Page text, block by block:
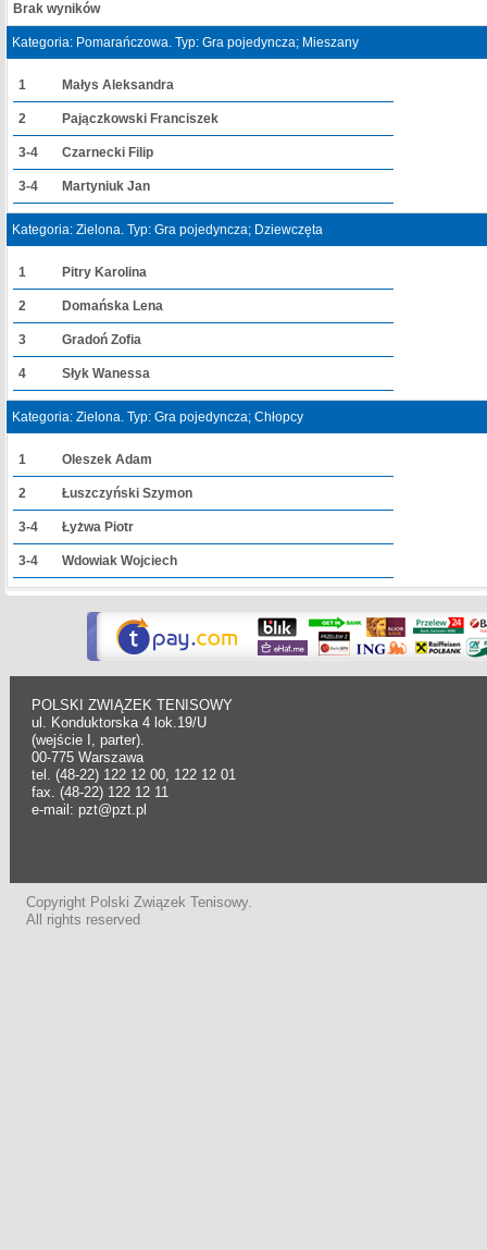
Brak wyników
Kategoria: Pomarańczowa. Typ: Gra pojedyncza; Mieszany
1 Małys Aleksandra
2 Pajączkowski Franciszek
3-4 Czarnecki Filip
3-4 Martyniuk Jan
Kategoria: Zielona. Typ: Gra pojedyncza; Dziewczęta
1 Pitry Karolina
2 Domańska Lena
3 Gradoń Zofia
4 Słyk Wanessa
Kategoria: Zielona. Typ: Gra pojedyncza; Chłopcy
1 Oleszek Adam
2 Łuszczyński Szymon
3-4 Łyżwa Piotr
3-4 Wdowiak Wojciech
POLSKI ZWIĄZEK TENISOWY
ul. Konduktorska 4 lok.19/U
(wejście I, parter).
00-775 Warszawa
tel. (48-22) 122 12 00, 122 12 01
fax. (48-22) 122 12 11
e-mail: pzt@pzt.pl
Copyright Polski Związek Tenisowy.
All rights reserved